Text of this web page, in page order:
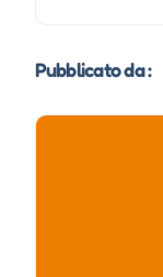
Pubblicato da :